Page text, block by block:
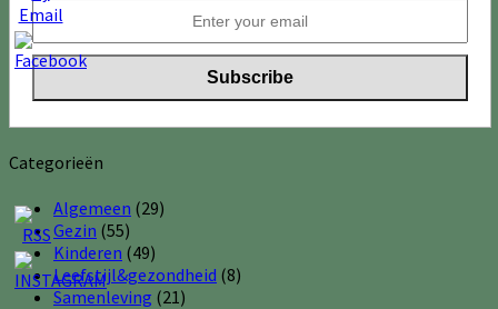
Categorieën
Algemeen (29)
Gezin (55)
Kinderen (49)
Leefstijl&gezondheid (8)
Samenleving (21)